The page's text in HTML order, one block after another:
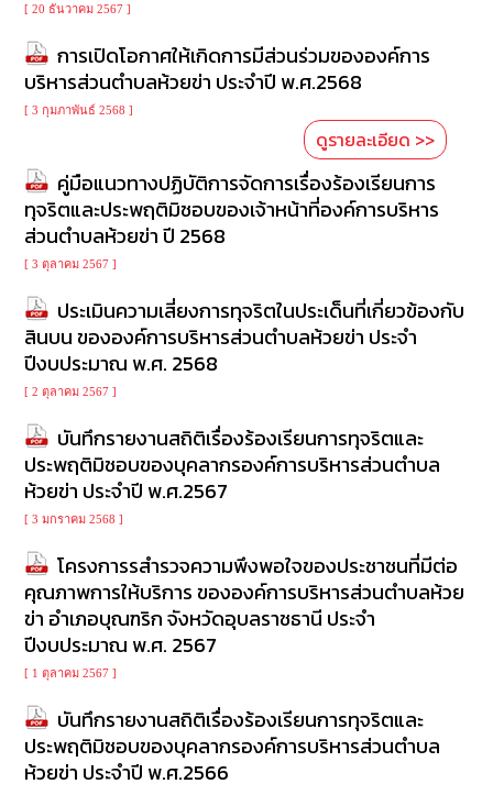
[ 20 ธันวาคม 2567 ]
การเปิดโอกาศให้เกิดการมีส่วนร่วมขององค์การ
บริหารส่วนตำบลห้วยข่า ประจำปี พ.ศ.2568
[ 3 กุมภาพันธ์ 2568 ]
ดูรายละเอียด >>
คู่มือแนวทางปฏิบัติการจัดการเรื่องร้องเรียนการ
ทุจริตและประพฤติมิชอบของเจ้าหน้าที่องค์การบริหาร
ส่วนตำบลห้วยข่า ปี 2568
[ 3 ตุลาคม 2567 ]
ประเมินความเสี่ยงการทุจริตในประเด็นที่เกี่ยวข้องกับ
สินบน ขององค์การบริหารส่วนตำบลห้วยข่า ประจำ
ปีงบประมาณ พ.ศ. 2568
[ 2 ตุลาคม 2567 ]
บันทึกรายงานสถิติเรื่องร้องเรียนการทุจริตและ
ประพฤติมิชอบของบุคลากรองค์การบริหารส่วนตำบล
ห้วยข่า ประจำปี พ.ศ.2567
[ 3 มกราคม 2568 ]
โครงการรสำรวจความพึงพอใจของประชาชนที่มีต่อ
คุณภาพการให้บริการ ขององค์การบริหารส่วนตำบลห้วย
ข่า อำเภอบุณฑริก จังหวัดอุบลราชธานี ประจำ
ปีงบประมาณ พ.ศ. 2567
[ 1 ตุลาคม 2567 ]
บันทึกรายงานสถิติเรื่องร้องเรียนการทุจริตและ
ประพฤติมิชอบของบุคลากรองค์การบริหารส่วนตำบล
ห้วยข่า ประจำปี พ.ศ.2566